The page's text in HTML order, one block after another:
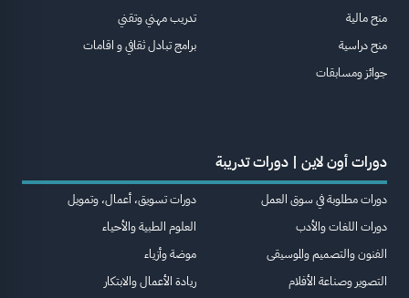
منح مالية
منح دراسية
جوائز ومسابقات
تدريب مهني وتقني
برامج تبادل ثقافي و اقامات
دورات أون لاين | دورات تدريبة
دورات مطلوبة في سوق العمل
دورات اللغات والأدب
الفنون والتصميم والموسيقى
التصوير وصناعة الأفلام
دورات تسويق، أعمال، وتمويل
العلوم الطبية والأحياء
موضة وأزياء
ريادة الأعمال والابتكار